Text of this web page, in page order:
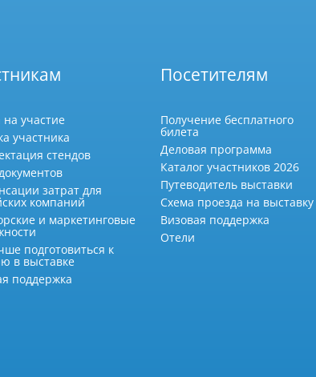
на участие
участника
стендов
затрат для
компаний
и маркетинговые
подготовиться к
в выставке
поддержка
Посетителям
Получение бесплатного
билета
Деловая программа
Каталог участников 2026
Путеводитель выставки
Схема проезда на выставку
Визовая поддержка
Отели